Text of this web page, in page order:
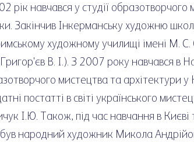
рік навчався у студії образотворчого
Закінчив Інкерманську художню
художному училищі імені М.
В. І.). З 2007 року навчався в
мистецтва та архітектури у
постатті в світі українського
І.Ю. Також, під час навчання в Києві
народний художник Микола